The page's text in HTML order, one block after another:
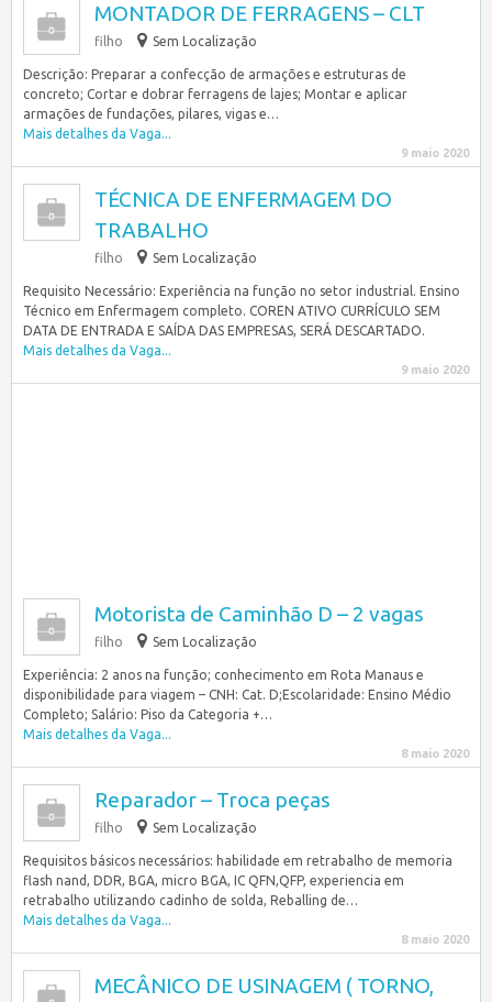
MONTADOR DE FERRAGENS – CLT
filho Sem Localização
Descrição: Preparar a confecção de armações e estruturas de
concreto; Cortar e dobrar ferragens de lajes; Montar e aplicar
armações de fundações, pilares, vigas e…
Mais detalhes da Vaga...
9 maio 2020
TÉCNICA DE ENFERMAGEM DO
TRABALHO
filho Sem Localização
Requisito Necessário: Experiência na função no setor industrial. Ensino
Técnico em Enfermagem completo. COREN ATIVO CURRÍCULO SEM
DATA DE ENTRADA E SAÍDA DAS EMPRESAS, SERÁ DESCARTADO.
Mais detalhes da Vaga...
9 maio 2020
Motorista de Caminhão D – 2 vagas
filho Sem Localização
Experiência: 2 anos na função; conhecimento em Rota Manaus e
disponibilidade para viagem – CNH: Cat. D;Escolaridade: Ensino Médio
Completo; Salário: Piso da Categoria +…
Mais detalhes da Vaga...
8 maio 2020
Reparador – Troca peças
filho Sem Localização
Requisitos básicos necessários: habilidade em retrabalho de memoria
flash nand, DDR, BGA, micro BGA, IC QFN,QFP, experiencia em
retrabalho utilizando cadinho de solda, Reballing de…
Mais detalhes da Vaga...
8 maio 2020
MECÂNICO DE USINAGEM ( TORNO,